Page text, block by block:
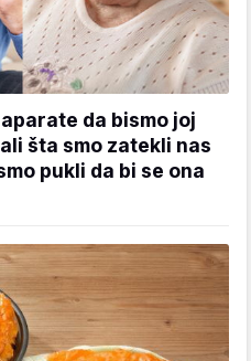
da bismo joj
šta smo zatekli nas
pukli da bi se ona